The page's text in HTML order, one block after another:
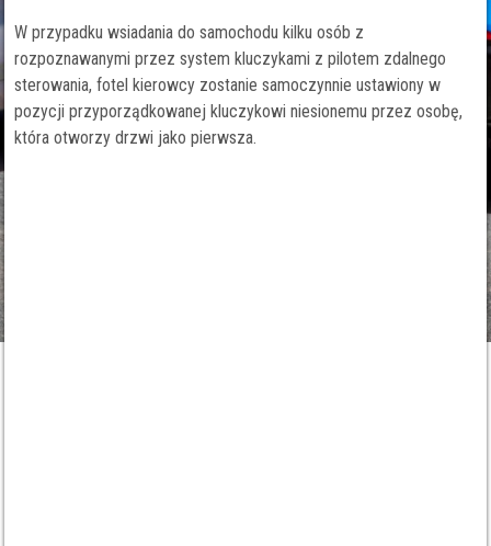
W przypadku wsiadania do samochodu kilku osób z
rozpoznawanymi przez system kluczykami z pilotem zdalnego
sterowania, fotel kierowcy zostanie samoczynnie ustawiony w
pozycji przyporządkowanej kluczykowi niesionemu przez osobę,
która otworzy drzwi jako pierwsza.